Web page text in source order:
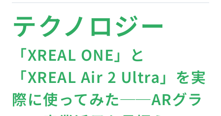
テクノロジー
「XREAL ONE」と
「XREAL Air 2 Ultra」を実
際に使ってみた──ARグラ